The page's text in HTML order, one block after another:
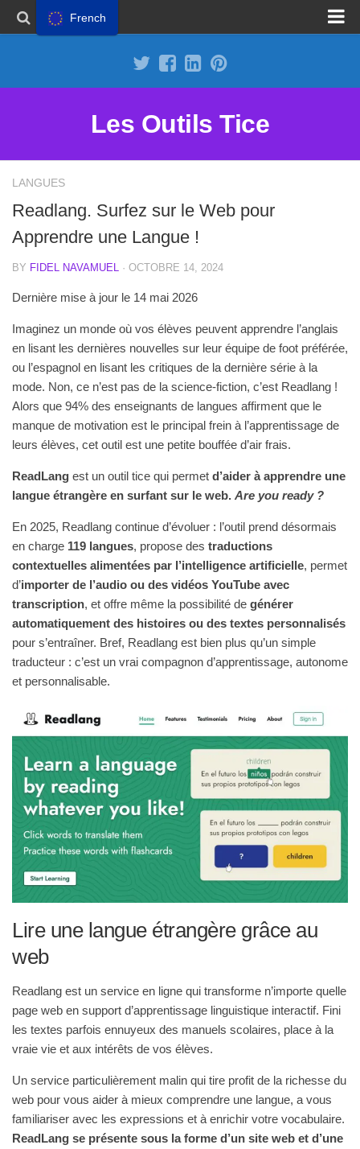
Les Outils Tice
LANGUES
Readlang. Surfez sur le Web pour
Apprendre une Langue !
BY FIDEL NAVAMUEL · OCTOBRE 14, 2024
Dernière mise à jour le 14 mai 2026
Imaginez un monde où vos élèves peuvent apprendre l’anglais
en lisant les dernières nouvelles sur leur équipe de foot préférée,
ou l’espagnol en lisant les critiques de la dernière série à la
mode. Non, ce n’est pas de la science-fiction, c’est Readlang !
Alors que 94% des enseignants de langues affirment que le
manque de motivation est le principal frein à l’apprentissage de
leurs élèves, cet outil est une petite bouffée d’air frais.
ReadLang est un outil tice qui permet d’aider à apprendre une
langue étrangère en surfant sur le web. Are you ready ?
En 2025, Readlang continue d’évoluer : l’outil prend désormais
en charge 119 langues, propose des traductions
contextuelles alimentées par l’intelligence artificielle, permet
d’importer de l’audio ou des vidéos YouTube avec
transcription, et offre même la possibilité de générer
automatiquement des histoires ou des textes personnalisés
pour s’entraîner. Bref, Readlang est bien plus qu’un simple
traducteur : c’est un vrai compagnon d’apprentissage, autonome
et personnalisable.
Lire une langue étrangère grâce au
web
Readlang est un service en ligne qui transforme n’importe quelle
page web en support d’apprentissage linguistique interactif. Fini
les textes parfois ennuyeux des manuels scolaires, place à la
vraie vie et aux intérêts de vos élèves.
Un service particulièrement malin qui tire profit de la richesse du
web pour vous aider à mieux comprendre une langue, a vous
familiariser avec les expressions et à enrichir votre vocabulaire.
ReadLang se présente sous la forme d’un site web et d’une
French